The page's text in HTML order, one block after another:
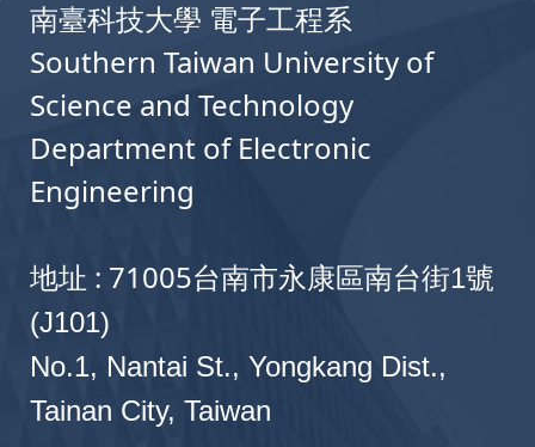
南臺科技大學 電子工程系
Southern Taiwan University of
Science and Technology
Department of Electronic
Engineering
地址 : 71005台南市永康區南台街1號
(J101)
No.1, Nantai St., Yongkang Dist.,
Tainan City, Taiwan